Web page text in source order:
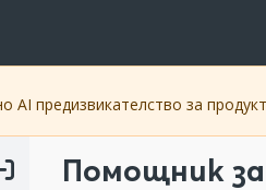
AI предизвикателство за
Помощник